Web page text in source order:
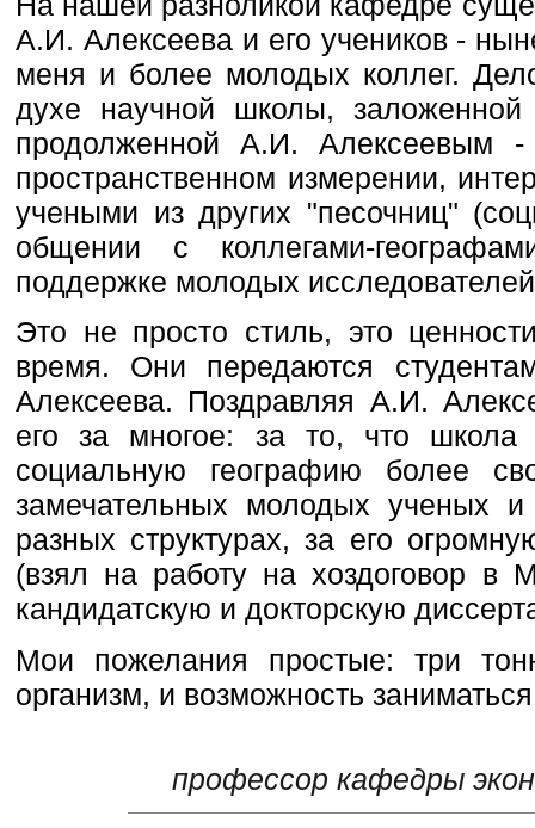
А.И. Алексеева и его учеников -
меня и более молодых коллег.
духе научной школы,
продолженной А.И. Алексеевым
пространственном измерении,
учеными из других "песочниц"
общении с коллегами-
поддержке молодых
Это не просто стиль, это
время. Они передаются
Алексеева. Поздравляя А.И.
его за многое: за то, что школа
социальную географию более
замечательных молодых ученых
разных структурах, за его
(взял на работу на хоздоговор в
кандидатскую и докторскую
Мои пожелания простые: три
организм, и возможность
профессор кафедры